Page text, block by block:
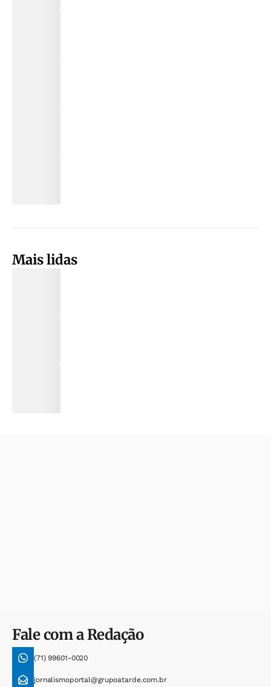
Mais lidas
Fale com a Redação
(71) 99601-0020
jornalismoportal@grupoatarde.com.br